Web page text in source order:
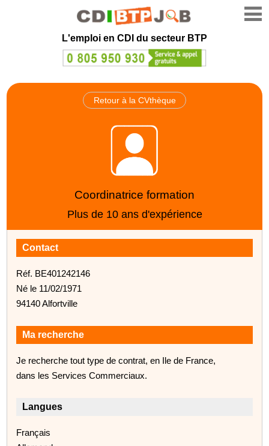
L'emploi en CDI du secteur BTP
Retour à la CVthèque
Coordinatrice formation
Plus de 10 ans d'expérience
Contact
Réf. BE401242146
Né le 11/02/1971
94140 Alfortville
Ma recherche
Je recherche tout type de contrat, en Ile de France,
dans les Services Commerciaux.
Langues
Français